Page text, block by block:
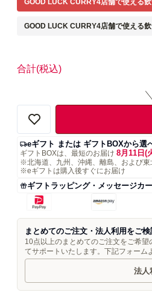
GOOD LUCK CURRY4店舗で使える
GOOD LUCK CURRY4店舗で使える
合計(税込)
eギフト または ギフトBOXから選
ギフトBOXは、最短のお届け 8月11日(
※北海道、九州、沖縄、離島、および東
※eギフトは購入後すぐにお届け
ギフトラッピング・メッセージカ
まとめてのご注文・法人利用をご
10点以上のまとめてのご注文をご希
てサポートいたします。下記フォーム
法人